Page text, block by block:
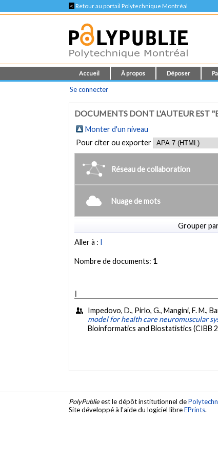
< Retour au portail Polytechnique Montréal
Accueil À propos Déposer
Se connecter
DOCUMENTS DONT L'AUTEUR EST
Monter d'un niveau
Pour citer ou exporter
Réseau de collaboration
Nuage de mots
Grouper
Aller à : I
Nombre de documents: 1
I
Impedovo, D., Pirlo, G., Mangini, F. M.,
model for health care neuromuscular
Bioinformatics and Biostatistics (CIBB
PolyPublieest le dépôt institutionnel de
Site développé à l'aide du logiciel libreEPrints.